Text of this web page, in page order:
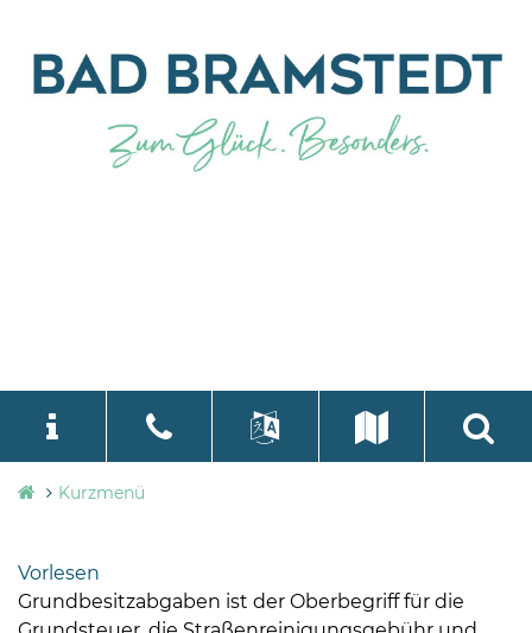
Stadtverwaltung
Bramstedt
Bleeck 15-
19
language
Kurzmenü
Vorlesen
Grundbesitzabgaben ist der Oberbegriff für die